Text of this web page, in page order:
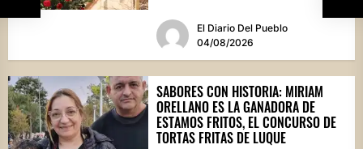
El Diario Del Pueblo
04/08/2026
SABORES CON HISTORIA: MIRIAM
ORELLANO ES LA GANADORA DE
ESTAMOS FRITOS, EL CONCURSO DE
TORTAS FRITAS DE LUQUE